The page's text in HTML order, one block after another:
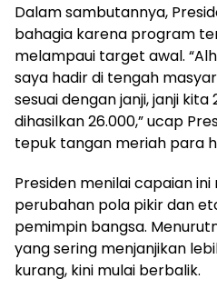
Dalam sambutannya,
bahagia karena program
melampaui target awal.
saya hadir di tengah
sesuai dengan janji, janji
dihasilkan 26.000,” ucap
tepuk tangan meriah para
Presiden menilai capaian
perubahan pola pikir dan
pemimpin bangsa.
yang sering menjanjikan
kurang, kini mulai berbalik.